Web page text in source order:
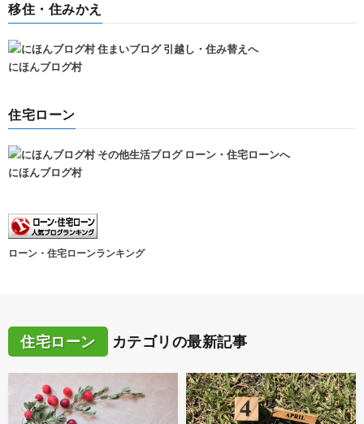
移住・住みかえ
にほんブログ村
住宅ローン
にほんブログ村
ローン・住宅ローンランキング
住宅ローン カテゴリの最新記事